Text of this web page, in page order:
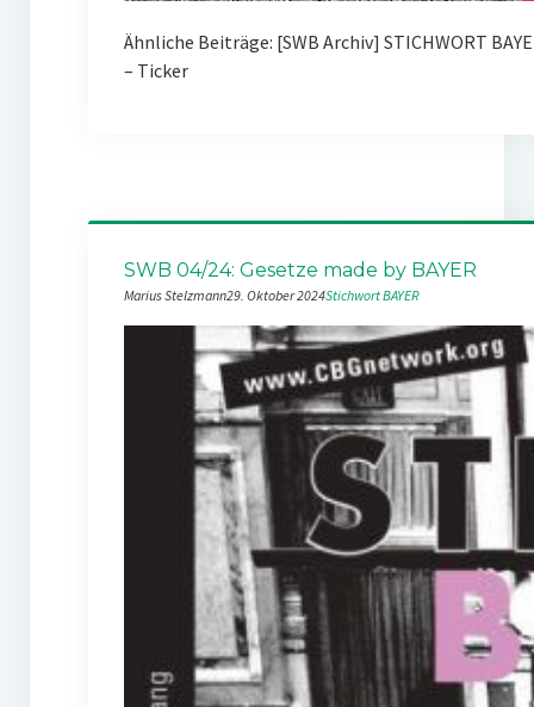
Ähnliche Beiträge: [SWB Archiv] STICHWORT
– Ticker
SWB 04/24: Gesetze made by BAYER
Marius Stelzmann29. Oktober 2024Stichwort BAYER